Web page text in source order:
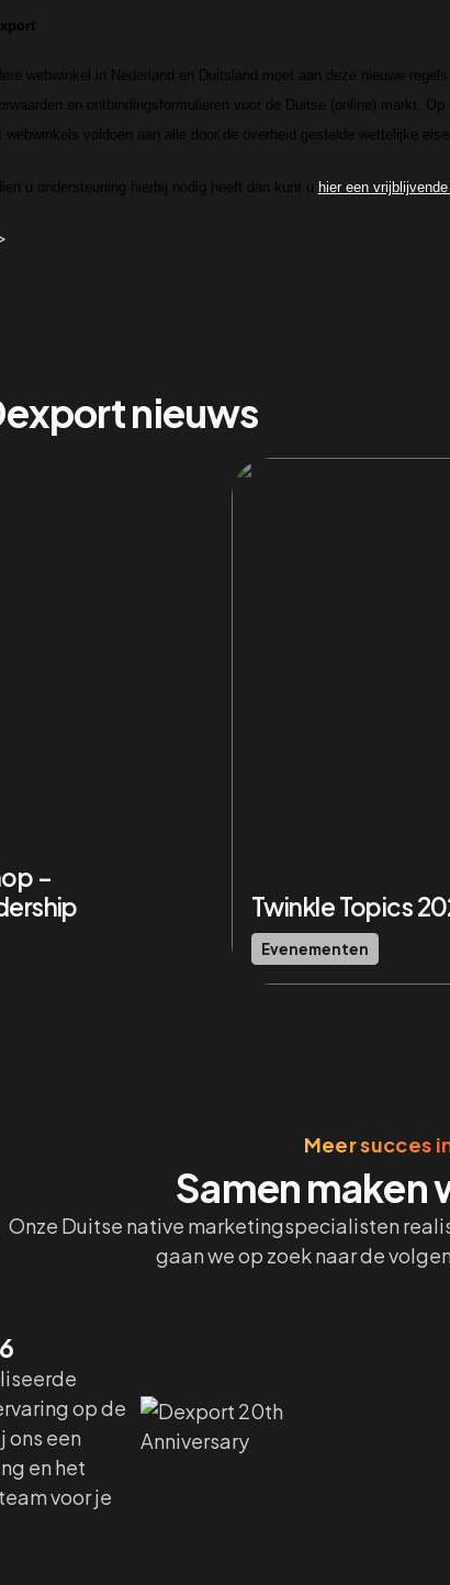
webwinkel in Nederland en Duitsland moet aan deze nieuwe
en ontbindingsformulieren voor de Duitse (online) markt.
webwinkels voldoen aan alle door de overheid gestelde wettelijke
u ondersteuning hierbij nodig heeft dan kunt u hier een
nieuws
–
Twinkle Topics
Evenementen
Meer succes
Samen maken
Onze Duitse native marketingspecialisten
gaan we op zoek naar de
op de
ons een
en het
voor je